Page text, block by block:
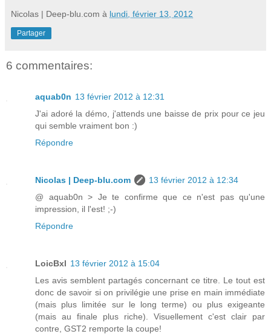
Nicolas | Deep-blu.com à lundi, février 13, 2012
Partager
6 commentaires:
aquab0n 13 février 2012 à 12:31
J'ai adoré la démo, j'attends une baisse de prix pour ce jeu
qui semble vraiment bon :)
Répondre
Nicolas | Deep-blu.com
13 février 2012 à 12:34
@ aquab0n > Je te confirme que ce n'est pas qu'une
impression, il l'est! ;-)
Répondre
LoicBxl 13 février 2012 à 15:04
Les avis semblent partagés concernant ce titre. Le tout est
donc de savoir si on privilégie une prise en main immédiate
(mais plus limitée sur le long terme) ou plus exigeante
(mais au finale plus riche). Visuellement c'est clair par
contre, GST2 remporte la coupe!